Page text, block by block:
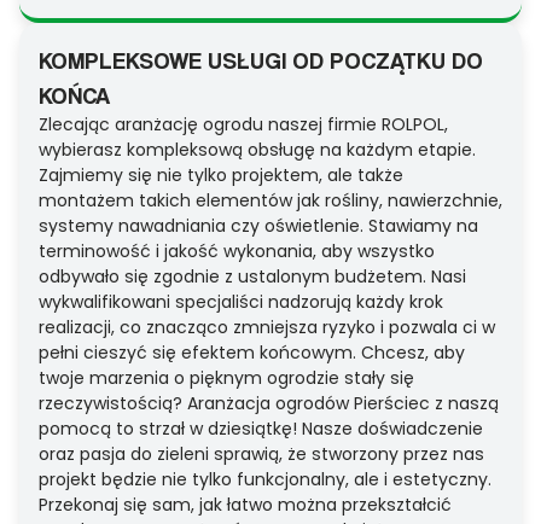
KOMPLEKSOWE USŁUGI OD POCZĄTKU DO
KOŃCA
Zlecając aranżację ogrodu naszej firmie ROLPOL,
wybierasz kompleksową obsługę na każdym etapie.
Zajmiemy się nie tylko projektem, ale także
montażem takich elementów jak rośliny, nawierzchnie,
systemy nawadniania czy oświetlenie. Stawiamy na
terminowość i jakość wykonania, aby wszystko
odbywało się zgodnie z ustalonym budżetem. Nasi
wykwalifikowani specjaliści nadzorują każdy krok
realizacji, co znacząco zmniejsza ryzyko i pozwala ci w
pełni cieszyć się efektem końcowym. Chcesz, aby
twoje marzenia o pięknym ogrodzie stały się
rzeczywistością? Aranżacja ogrodów Pierściec z naszą
pomocą to strzał w dziesiątkę! Nasze doświadczenie
oraz pasja do zieleni sprawią, że stworzony przez nas
projekt będzie nie tylko funkcjonalny, ale i estetyczny.
Przekonaj się sam, jak łatwo można przekształcić